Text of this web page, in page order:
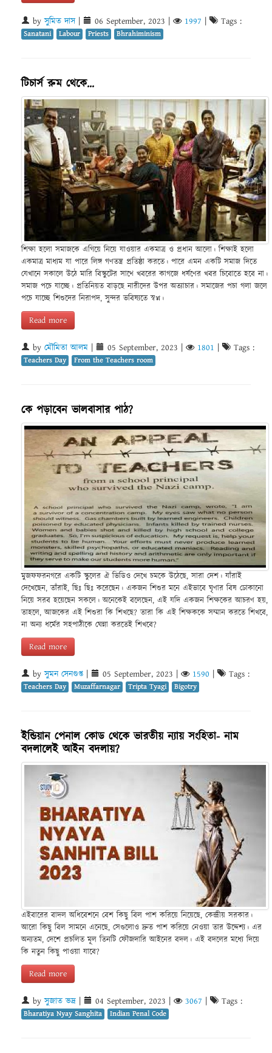
byসুমিত দাস| 06 September, 2023 1997 Tags :
Sanatani Labour Priests Bhrahiminism
টিচার্স রুম থেকে…
শিক্ষা হলো সমাজকে এগিয়ে নিয়ে যাওয়ার একমাত্র ও প্রধান আলো। শিক্ষাই হলো
একমাত্র মাধ্যম যা পারে লিঙ্গ গণতন্ত্র প্রতিষ্ঠা করতে। পারে এমন একটি সমাজ দিতে
যেখানে সকালে উঠে মারি বিস্কুটের সাথে খবরের কাগজে ধর্ষণের খবর চিবোতে হবে না।
সমাজ পচে যাচ্ছে। প্রতিনিয়ত বাড়ছে নারীদের উপর অত্যাচার। সমাজের পচা গলা জলে
পচে যাচ্ছে শিশুদের নিরাপদ, সুন্দর ভবিষ্যতে স্বপ্ন।
Read more
by মৌমিতা আলম 05 September, 2023 1801 Tags :
Teachers Day From the Teachers room
কে পড়াবেন ভালবাসার পাঠ?
মুজফফরনগরে একটি স্কুলের ঐ ভিডিও দেখে চমকে উঠেছে, সারা দেশ। যাঁরাই
দেখেছেন, তাঁরাই, ছিঃ ছিঃ করেছেন। একজন শিশুর মনে এইভাবে ঘৃণার বিষ ঢোকানো
নিয়ে সরব হয়েছেন সকলে। অনেকেই বলেছেন, এই যদি একজন শিক্ষকের আচরণ হয়,
তাহলে, আজকের এই শিশুরা কি শিখছে? তারা কি এই শিক্ষককে সম্মান করতে শিখবে,
না অন্য ধর্মের সহপাঠীকে ঘেন্না করতেই শিখবে?
Read more
byসুমন সেনগুপ্ত 05 September, 2023 1590 Tags :
Teachers Day Muzaffarnagar Tripta Tyagi Bigotry
ইন্ডিয়ান পেনাল কোড থেকে ভারতীয় ন্যায় সংহিতা- নাম
বদলালেই আইন বদলায়?
এইবারের বাদল অধিবেশনে বেশ কিছু বিল পাশ করিয়ে নিয়েছে, কেন্দ্রীয় সরকার।
আরো কিছু বিল সামনে এনেছে, সেগুলোও দ্রুত পাশ করিয়ে নেওয়া তার উদ্দেশ্য। এর
অন্যতম, দেশে প্রচলিত মূল তিনটি ফৌজদারি আইনের বদল। এই বদলের মধ্যে দিয়ে
কি নতুন কিছু পাওয়া যাবে?
Read more
byসুজাত ভদ্র 04 September, 2023 3067 Tags :
Bharatiya Nyay Sanghita Indian Penal Code